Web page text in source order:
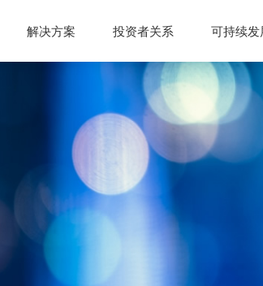
解决方案 投资者关系 可持续发